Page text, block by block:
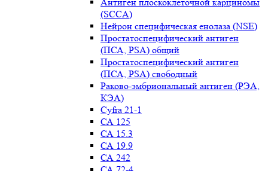
(SCCA)
Нейрон специфическая енолаза (NSE)
Простатоспецифический антиген
(ПСА, PSA) общий
Простатоспецифический антиген
(ПСА, PSA) свободный
Раково-эмбриональный антиген (РЭА,
КЭА)
Сyfra 21-1
СА 125
СА 15.3
СА 19.9
СА 242